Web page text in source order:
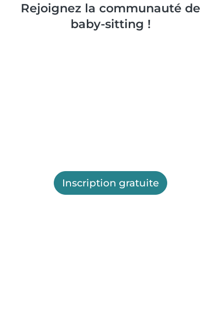
Rejoignez la communauté de
baby-sitting !
Inscription gratuite